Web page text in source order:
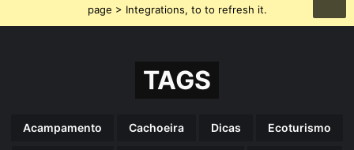
page > Integrations, to to refresh it.
TAGS
Acampamento Cachoeira Dicas Ecoturismo